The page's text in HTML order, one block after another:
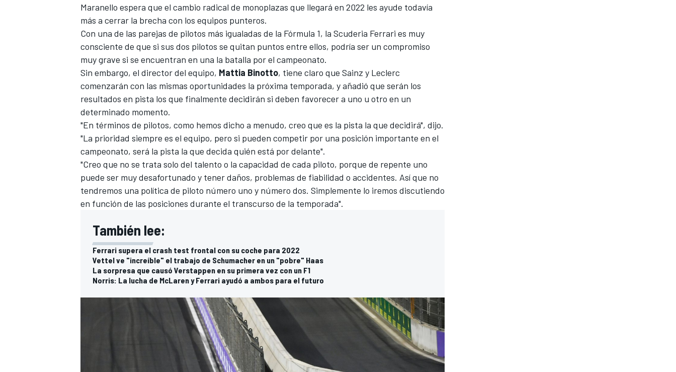
FÓRMULA E
WRC
Maranello espera que el cambio radical de monoplazas que llegará en 2022 les ayude todavía
más a cerrar la brecha con los equipos punteros.
Con una de las parejas de pilotos más igualadas de la Fórmula 1, la Scuderia Ferrari es muy
consciente de que si sus dos pilotos se quitan puntos entre ellos, podría ser un compromiso
muy grave si se encuentran en una la batalla por el campeonato.
Sin embargo, el director del equipo, Mattia Binotto, tiene claro que Sainz y Leclerc
comenzarán con las mismas oportunidades la próxima temporada, y añadió que serán los
resultados en pista los que finalmente decidirán si deben favorecer a uno u otro en un
determinado momento.
"En términos de pilotos, como hemos dicho a menudo, creo que es la pista la que decidirá", dijo.
"La prioridad siempre es el equipo, pero si pueden competir por una posición importante en el
campeonato, será la pista la que decida quién está por delante".
"Creo que no se trata solo del talento o la capacidad de cada piloto, porque de repente uno
puede ser muy desafortunado y tener daños, problemas de fiabilidad o accidentes. Así que no
tendremos una política de piloto número uno y número dos. Simplemente lo iremos discutiendo
en función de las posiciones durante el transcurso de la temporada".
También lee:
Ferrari supera el crash test frontal con su coche para 2022
Vettel ve "increíble" el trabajo de Schumacher en un "pobre" Haas
La sorpresa que causó Verstappen en su primera vez con un F1
Norris: La lucha de McLaren y Ferrari ayudó a ambos para el futuro